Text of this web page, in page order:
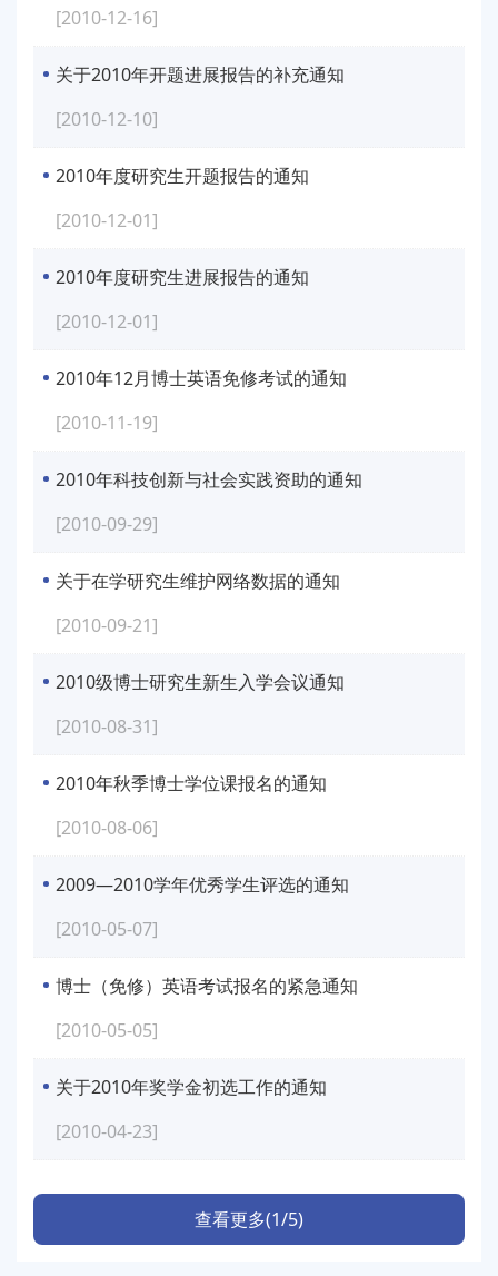
[2010-12-16]
关于2010年开题进展报告的补充通知
[2010-12-10]
2010年度研究生开题报告的通知
[2010-12-01]
2010年度研究生进展报告的通知
[2010-12-01]
2010年12月博士英语免修考试的通知
[2010-11-19]
2010年科技创新与社会实践资助的通知
[2010-09-29]
关于在学研究生维护网络数据的通知
[2010-09-21]
2010级博士研究生新生入学会议通知
[2010-08-31]
2010年秋季博士学位课报名的通知
[2010-08-06]
2009—2010学年优秀学生评选的通知
[2010-05-07]
博士（免修）英语考试报名的紧急通知
[2010-05-05]
关于2010年奖学金初选工作的通知
[2010-04-23]
查看更多(1/5)